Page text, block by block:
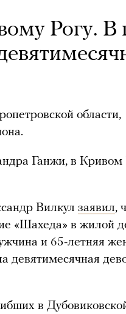
Рогу. В
области,
Ганжи, в Кривом
Вилкул заявил,
«Шахеда» в жилой
и 65-летняя
девятимесячная
в